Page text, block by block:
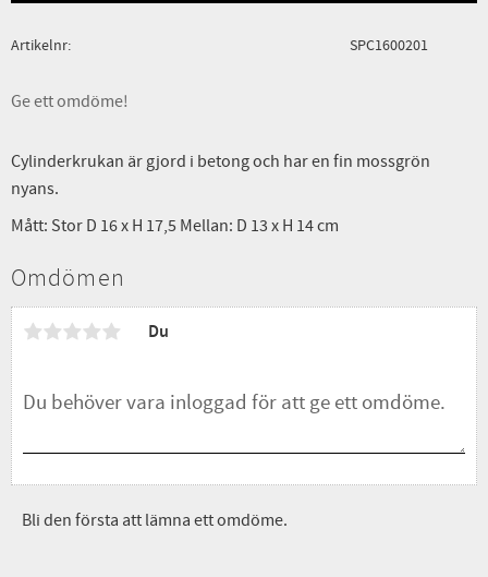
Artikelnr SPC1600201
Ge ett omdöme!
Cylinderkrukan är gjord i betong och har en fin mossgrön
nyans.
Mått: Stor D 16 x H 17,5 Mellan: D 13 x H 14 cm
Omdömen
Du
Bli den första att lämna ett omdöme.